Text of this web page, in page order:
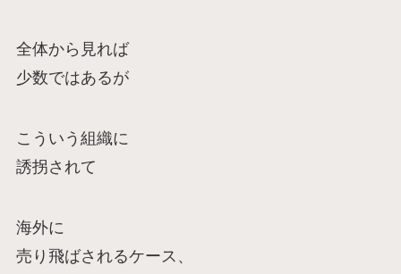
全体から見れば
少数ではあるが
こういう組織に
誘拐されて
海外に
売り飛ばされるケース、